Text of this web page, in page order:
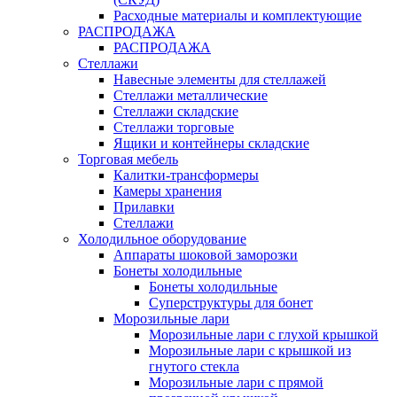
Расходные материалы и комплектующие
РАСПРОДАЖА
РАСПРОДАЖА
Стеллажи
Навесные элементы для стеллажей
Стеллажи металлические
Стеллажи складские
Стеллажи торговые
Ящики и контейнеры складские
Торговая мебель
Калитки-трансформеры
Камеры хранения
Прилавки
Стеллажи
Холодильное оборудование
Аппараты шоковой заморозки
Бонеты холодильные
Бонеты холодильные
Суперструктуры для бонет
Морозильные лари
Морозильные лари с глухой крышкой
Морозильные лари с крышкой из
гнутого стекла
Морозильные лари с прямой